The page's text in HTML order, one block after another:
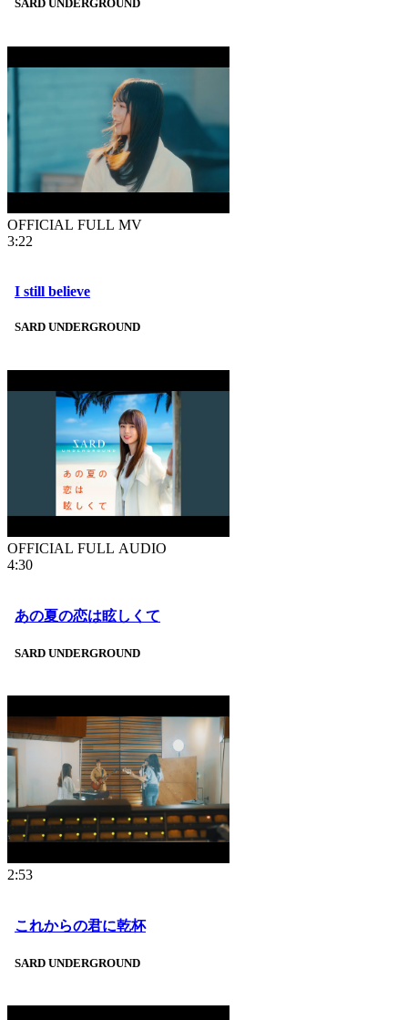
SARD UNDERGROUND
OFFICIAL FULL MV
3:22
I still believe
SARD UNDERGROUND
OFFICIAL FULL AUDIO
4:30
あの夏の恋は眩しくて
SARD UNDERGROUND
2:53
これからの君に乾杯
SARD UNDERGROUND